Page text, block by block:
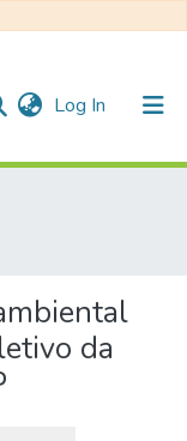
Log In (current)
da